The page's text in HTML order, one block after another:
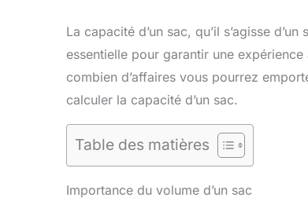
La capacité d’un sac, qu’il s’agisse
essentielle pour garantir une
combien d’affaires vous pourrez
calculer la capacité d’un sac.
Table des matières
Importance du volume d’un sac